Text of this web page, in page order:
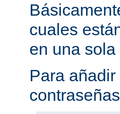
cuales
en una
Para